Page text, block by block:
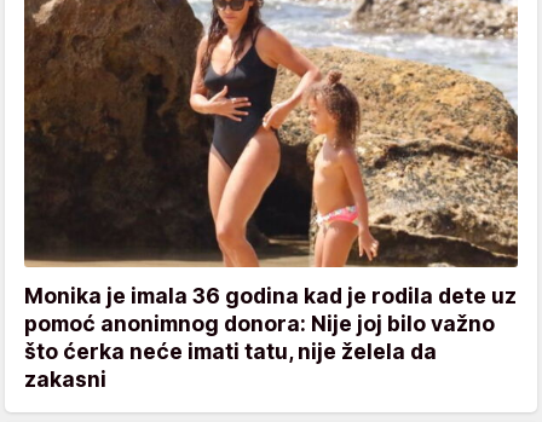
Monika je imala 36 godina kad je rodila dete uz
pomoć anonimnog donora: Nije joj bilo važno
što ćerka neće imati tatu, nije želela da
zakasni